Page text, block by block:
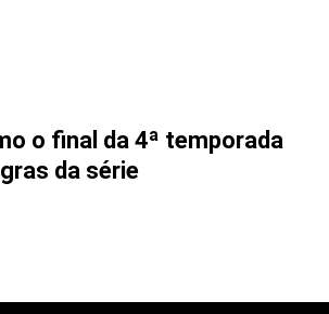
o final da 4ª temporada
da série